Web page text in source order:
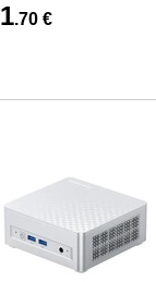
.70 €